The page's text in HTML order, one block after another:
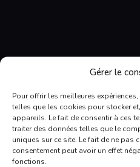
Gérer le
Pour offrir les meilleures
telles que les cookies pour stocker
appareils. Le fait de consentir à ces
traiter des données telles que le
uniques sur ce site. Le fait de ne pas
consentement peut avoir un effet
fonctions.
L'Ancienne-Lorette
QC, G2E 5W2
418 871-1895
1 877-871 1895
Facebook